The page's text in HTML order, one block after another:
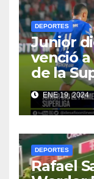
DEPORTES
Junior
venció
de la
ENE 19, 2024
DEPORTES
Rafael